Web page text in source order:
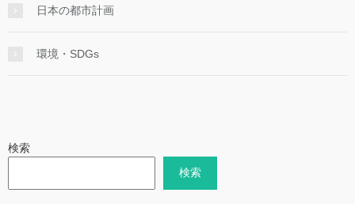
日本の都市計画
環境・SDGs
検索
検索